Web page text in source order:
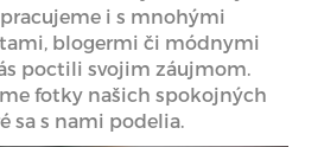
i s mnohými
blogermi či módnymi
poctili svojim záujmom.
fotky našich spokojných
sa s nami podelia.